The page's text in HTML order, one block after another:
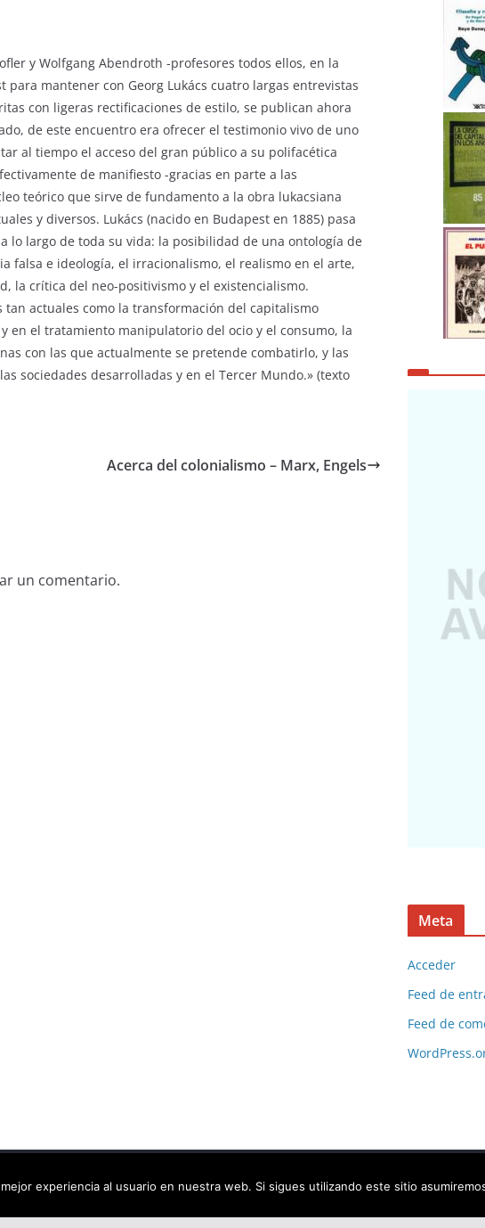
y Wolfgang Abendroth -profesores todos ellos, en la
para mantener con Georg Lukács cuatro largas entrevistas
con ligeras rectificaciones de estilo, se publican ahora
de este encuentro era ofrecer el testimonio vivo de uno
al tiempo el acceso del gran público a su polifacética
de manifiesto -gracias en parte a las
teórico que sirve de fundamento a la obra lukacsiana
y diversos. Lukács (nacido en Budapest en 1885) pasa
lo largo de toda su vida: la posibilidad de una ontología de
falsa e ideología, el irracionalismo, el realismo en el arte,
la crítica del neo-positivismo y el existencialismo.
actuales como la transformación del capitalismo
en el tratamiento manipulatorio del ocio y el consumo, la
con las que actualmente se pretende combatirlo, y las
sociedades desarrolladas y en el Tercer Mundo.» (texto
Acerca del colonialismo – Marx, Engels
un comentario.
Meta
Acceder
Feed de
Feed de
virtual
. Todos los derechos reservados.
experiencia al usuario en nuestra web. Si sigues utilizando este sitio